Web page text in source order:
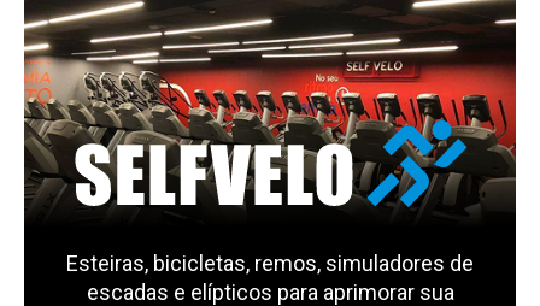
Esteiras, bicicletas, remos, simuladores de
escadas e elípticos para aprimorar sua